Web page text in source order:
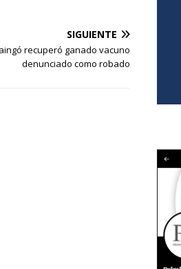
SIGUIENTE
recuperó ganado vacuno
denunciado como robado